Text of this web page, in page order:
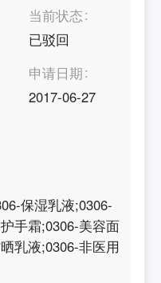
当前状态
已驳回
申请日期
2017-06-27
保湿乳液;0306-
手霜;0306-美容面
乳液;0306-非医用